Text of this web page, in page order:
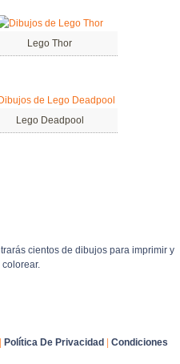
Lego Thor
Lego Deadpool
cientos de dibujos para imprimir y
colorear.
Política De Privacidad
Condiciones